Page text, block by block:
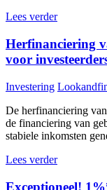
Lees verder
Herfinanciering
voor
Investering
De herfinanciering
de financiering van
stabiele inkomsten
Lees verder
Exceptioneel!